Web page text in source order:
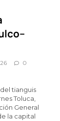
0
tianguis
Toluca,
General
la capital